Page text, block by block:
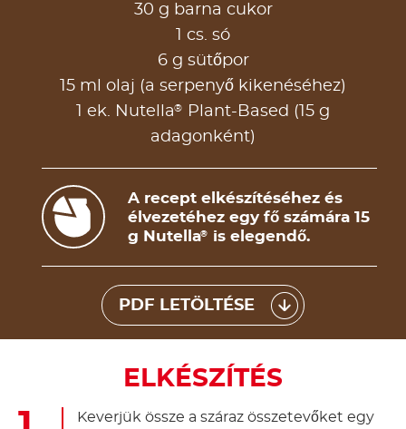
30 g barna cukor
1 cs. só
6 g sütőpor
15 ml olaj (a serpenyő kikenéséhez)
1 ek. Nutella®
Plant-Based (15 g
adagonként)
A recept elkészítéséhez és
élvezetéhez egy fő számára 15
g Nutella® is elegendő.
PDF LETÖLTÉSE
ELKÉSZÍTÉS
Keverjük össze a száraz összetevőket egy